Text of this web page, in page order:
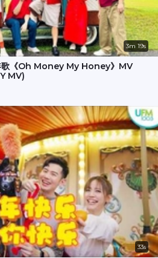
3m 19s
《Oh Money My Honey》MV
MV)
33s